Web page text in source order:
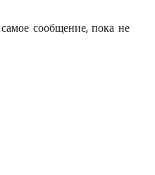
сообщение, пока не